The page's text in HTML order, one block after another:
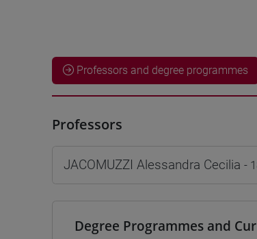
Professors and degree programmes
Professors
JACOMUZZI Alessandra Cecilia -
Degree Programmes and